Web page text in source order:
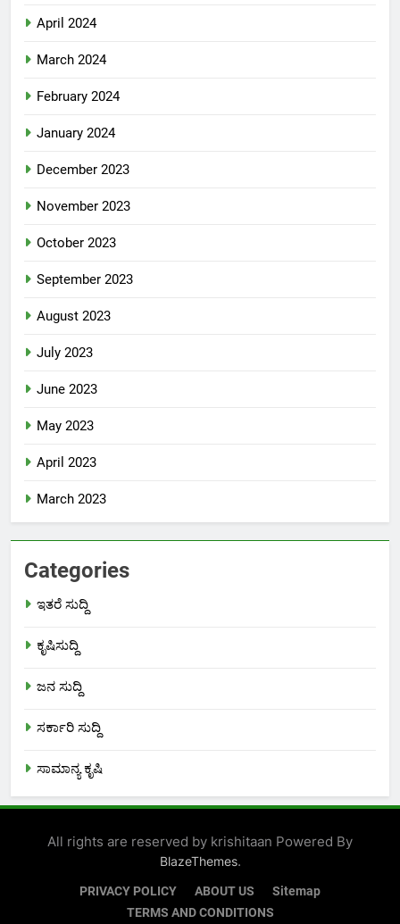
April 2024
March 2024
February 2024
January 2024
December 2023
November 2023
October 2023
September 2023
August 2023
July 2023
June 2023
May 2023
April 2023
March 2023
Categories
ಇತರೆ ಸುದ್ದಿ
ಕೃಷಿಸುದ್ದಿ
ಜನ ಸುದ್ದಿ
ಸರ್ಕಾರಿ ಸುದ್ದಿ
ಸಾಮಾನ್ಯ ಕೃಷಿ
All rights are reserved by krishitaan Powered By
BlazeThemes.
PRIVACY POLICY ABOUT US
Sitemap
TERMS AND CONDITIONS